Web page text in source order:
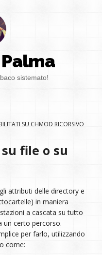
sistemato!
SU CHMOD RICORSIVO
file o su
attributi delle directory e
in maniera
a cascata su tutto
un certo percorso.
per farlo, utilizzando
come: